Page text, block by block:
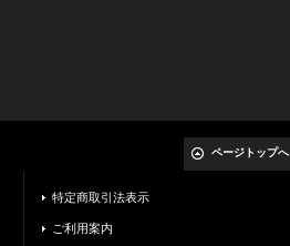
ページトップへ
特定商取引法表示
ご利用案内